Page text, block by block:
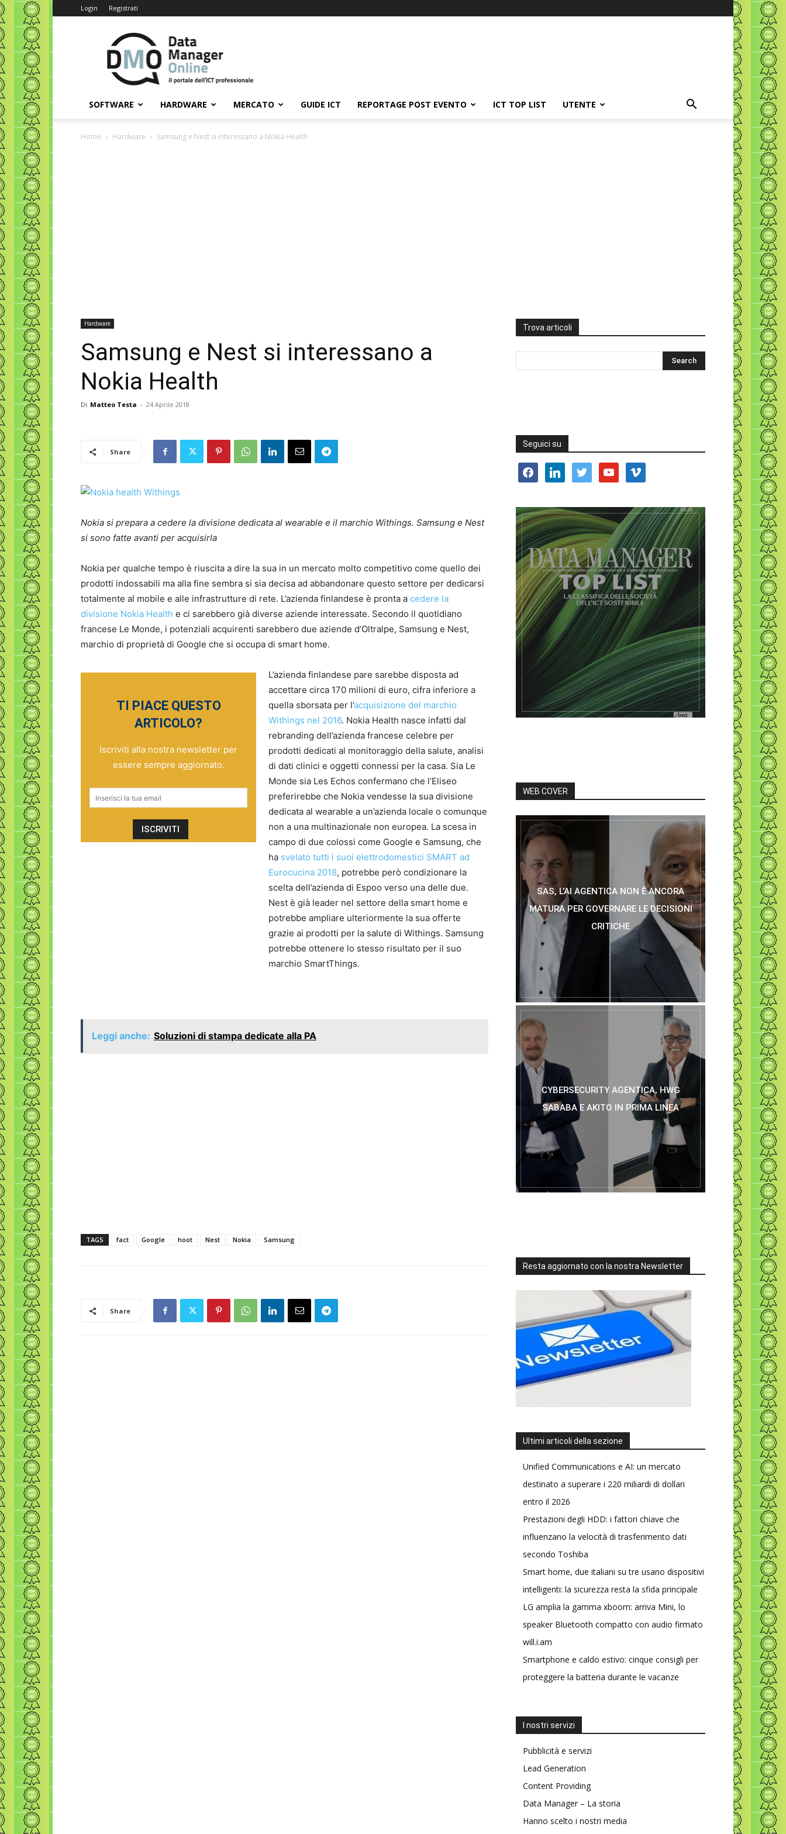
Login Registrati
Data
Manager
Online
SOFTWARE HARDWARE MERCATO GUIDE ICT REPORTAGE POST EVENTO ICT TOP LIST UTENTE
Home Hardware Samsung e Nest si interessano a Nokia Health
Hardware
Samsung e Nest si interessano a
Nokia Health
Di Matteo Testa - 24 Aprile 2018
Share
Nokia si prepara a cedere la divisione dedicata al wearable e il marchio Withings. Samsung e Nest
si sono fatte avanti per acquisirla
Nokia per qualche tempo è riuscita a dire la sua in un mercato molto competitivo come quello dei
prodotti indossabili ma alla fine sembra si sia decisa ad abbandonare questo settore per dedicarsi
totalmente al mobile e alle infrastrutture di rete. L’azienda finlandese è pronta a cedere la
divisione Nokia Health e ci sarebbero già diverse aziende interessate. Secondo il quotidiano
francese Le Monde, i potenziali acquirenti sarebbero due aziende d’Oltralpe, Samsung e Nest,
marchio di proprietà di Google che si occupa di smart home.
TI PIACE QUESTO
ARTICOLO?
Iscriviti alla nostra newsletter per
essere sempre aggiornato.
L’azienda finlandese pare sarebbe disposta ad
accettare circa 170 milioni di euro, cifra inferiore a
quella sborsata per l’acquisizione del marchio
Withings nel 2016. Nokia Health nasce infatti dal
rebranding dell’azienda francese celebre per
prodotti dedicati al monitoraggio della salute, analisi
di dati clinici e oggetti connessi per la casa. Sia Le
Monde sia Les Echos confermano che l’Eliseo
preferirebbe che Nokia vendesse la sua divisione
dedicata al wearable a un’azienda locale o comunque
non a una multinazionale non europea. La scesa in
campo di due colossi come Google e Samsung, che
ha svelato tutti i suoi elettrodomestici SMART ad
Eurocucina 2018, potrebbe però condizionare la
scelta dell’azienda di Espoo verso una delle due.
Nest è già leader nel settore della smart home e
potrebbe ampliare ulteriormente la sua offerte
grazie ai prodotti per la salute di Withings. Samsung
potrebbe ottenere lo stesso risultato per il suo
marchio SmartThings.
Leggi anche: Soluzioni di stampa dedicate alla PA
TAGS fact Google hoot Nest Nokia Samsung
Share
Trova articoli
Seguici su
facebooklinkedin twitter youtube vimeo
WEB COVER
SAS, L’AI AGENTICA NON È ANCORA
MATURA PER GOVERNARE LE DECISIONI
CRITICHE
CYBERSECURITY AGENTICA, HWG
SABABA E AKITO IN PRIMA LINEA
Resta aggiornato con la nostra Newsletter
Ultimi articoli della sezione
Unified Communications e AI: un mercato
destinato a superare i 220 miliardi di dollari
entro il 2026
Prestazioni degli HDD: i fattori chiave che
influenzano la velocità di trasferimento dati
secondo Toshiba
Smart home, due italiani su tre usano dispositivi
intelligenti: la sicurezza resta la sfida principale
LG amplia la gamma xboom: arriva Mini, lo
speaker Bluetooth compatto con audio firmato
will.i.am
Smartphone e caldo estivo: cinque consigli per
proteggere la batteria durante le vacanze
I nostri servizi
Pubblicità e servizi
Lead Generation
Content Providing
Data Manager – La storia
Hanno scelto i nostri media